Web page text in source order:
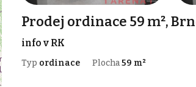
Prodej ordinace 59 m²,
info v RK
Typ ordinace Plocha59 m²